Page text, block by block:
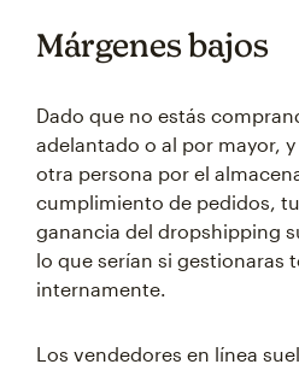
Márgenes bajos
Dado que no estás
adelantado o al por mayor,
otra persona por el
cumplimiento de pedidos,
ganancia del dropshipping
lo que serían si gestionaras
internamente.
Los vendedores en línea